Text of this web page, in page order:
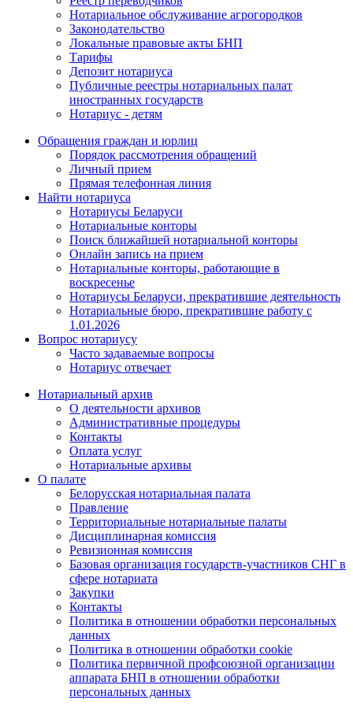
Нотариальное обслуживание агрогородков
Законодательство
Локальные правовые акты БНП
Тарифы
Депозит нотариуса
Публичные реестры нотариальных палат
иностранных государств
Нотариус - детям
Обращения граждан и юрлиц
Порядок рассмотрения обращений
Личный прием
Прямая телефонная линия
Найти нотариуса
Нотариусы Беларуси
Нотариальные конторы
Поиск ближайшей нотариальной конторы
Онлайн запись на прием
Нотариальные конторы, работающие в
воскресенье
Нотариусы Беларуси, прекратившие деятельность
Нотариальные бюро, прекратившие работу с
1.01.2026
Вопрос нотариусу
Часто задаваемые вопросы
Нотариус отвечает
Нотариальный архив
О деятельности архивов
Административные процедуры
Контакты
Оплата услуг
Нотариальные архивы
О палате
Белорусская нотариальная палата
Правление
Территориальные нотариальные палаты
Дисциплинарная комиссия
Ревизионная комиссия
Базовая организация государств-участников СНГ в
сфере нотариата
Закупки
Контакты
Политика в отношении обработки персональных
данных
Политика в отношении обработки cookie
Политика первичной профсоюзной организации
аппарата БНП в отношении обработки
персональных данных